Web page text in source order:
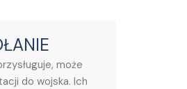
może
do wojska. Ich